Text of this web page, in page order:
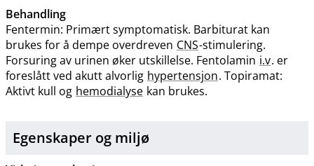
Behandling
Fentermin: Primært symptomatisk. Barbiturat kan
brukes for å dempe overdreven CNS-stimulering.
Forsuring av urinen øker utskillelse. Fentolamin i.v. er
foreslått ved akutt alvorlig hypertensjon. Topiramat:
Aktivt kull og hemodialyse kan brukes.
Egenskaper og miljø